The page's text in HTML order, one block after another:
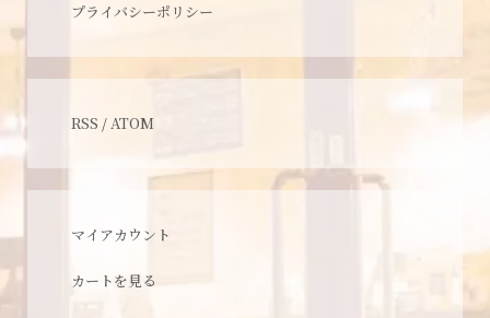
プライバシーポリシー
RSS /ATOM
マイアカウント
カートを見る